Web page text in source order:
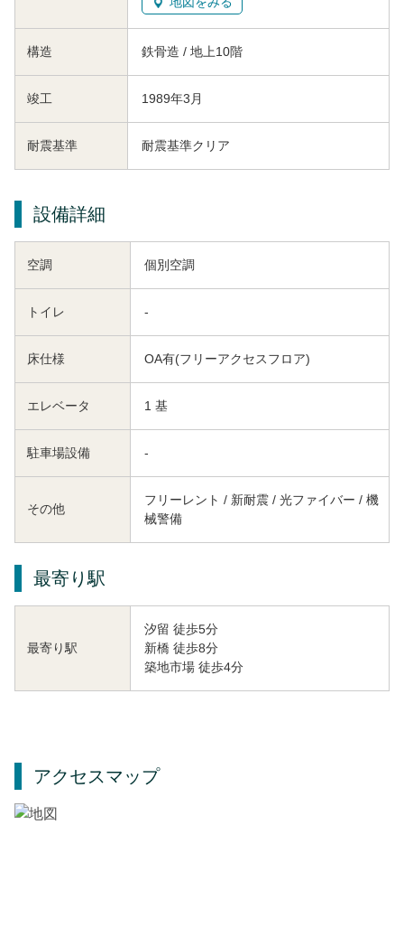
構造 鉄骨造 / 地上10階
竣工 1989年3月
耐震基準 耐震基準クリア
設備詳細
空調 個別空調
トイレ -
床仕様 OA有(フリーアクセスフロア)
エレベータ 1 基
駐車場設備 -
その他
フリーレント / 新耐震 / 光ファイバー / 機
械警備
最寄り駅
最寄り駅
汐留 徒歩5分
新橋 徒歩8分
築地市場 徒歩4分
アクセスマップ